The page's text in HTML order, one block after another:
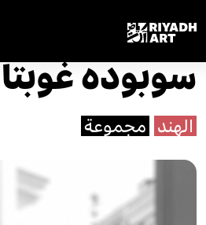
الرئيسية | الفنانون
سوبوده غوبتا
الهند مجموعة